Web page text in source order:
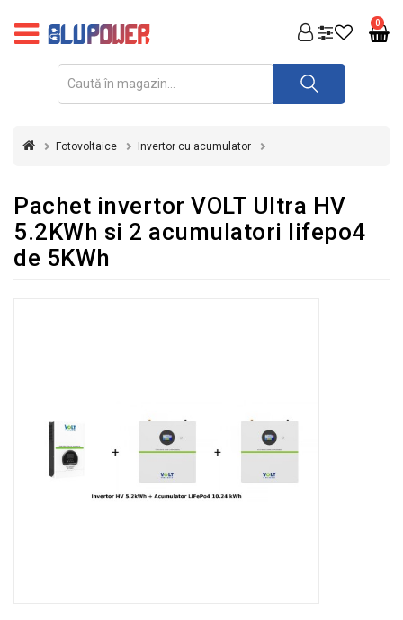
0
FOTOVOLTAICE
REDRESOARE
INVERTOARE
UPS
SCULE
ECHIPAMENTE
Fotovoltaice Invertor cu acumulator
Pachet invertor VOLT Ultra HV
5.2KWh si 2 acumulatori lifepo4
de 5KWh